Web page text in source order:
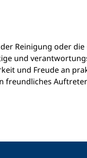
Reinigung oder
und
und Freude an
freundliches